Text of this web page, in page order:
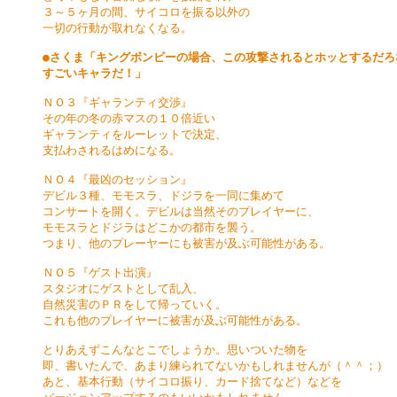
３～５ヶ月の間、サイコロを振る以外の
一切の行動が取れなくなる。
●さくま「キングボンビーの場合、この攻撃されるとホッとするだ
すごいキャラだ！」
ＮＯ３『ギャランティ交渉』
その年の冬の赤マスの１０倍近い
ギャランティをルーレットで決定、
支払わされるはめになる。
ＮＯ４『最凶のセッション』
デビル３種、モモスラ、ドジラを一同に集めて
コンサートを開く。デビルは当然そのプレイヤーに、
モモスラとドジラはどこかの都市を襲う。
つまり、他のプレーヤーにも被害が及ぶ可能性がある。
ＮＯ５『ゲスト出演』
スタジオにゲストとして乱入、
自然災害のＰＲをして帰っていく。
これも他のプレイヤーに被害が及ぶ可能性がある。
とりあえずこんなとこでしょうか。思いついた物を
即、書いたんで、あまり練られてないかもしれませんが（＾＾；）
あと、基本行動（サイコロ振り、カード捨てなど）などを